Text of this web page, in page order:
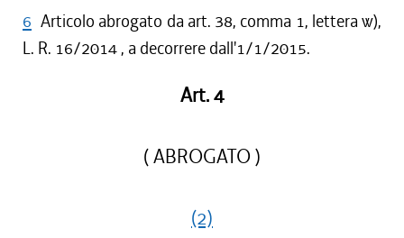
6 Articolo abrogato da art. 38, comma 1, lettera w),
L. R. 16/2014 , a decorrere dall'1/1/2015.
Art. 4
( ABROGATO )
(2)